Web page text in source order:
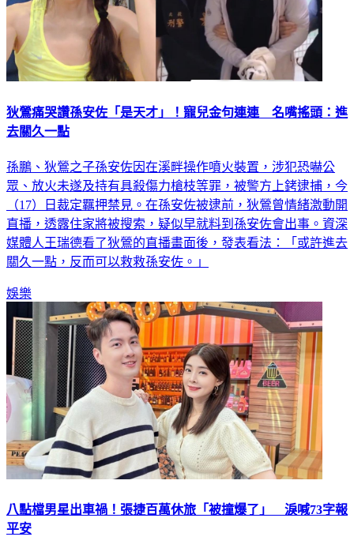
狄鶯痛哭讚孫安佐「是天才」！寵兒金句連連 名嘴搖頭：進
去關久一點
孫鵬、狄鶯之子孫安佐因在溪畔操作噴火裝置，涉犯恐嚇公
眾、放火未遂及持有具殺傷力槍枝等罪，被警方上銬逮捕，今
（17）日裁定羈押禁見。在孫安佐被逮前，狄鶯曾情緒激動開
直播，透露住家將被搜索，疑似早就料到孫安佐會出事。資深
媒體人王瑞德看了狄鶯的直播畫面後，發表看法：「或許進去
關久一點，反而可以救救孫安佐。」
娛樂
八點檔男星出車禍！張捷百萬休旅「被撞爆了」 淚喊73字報
平安